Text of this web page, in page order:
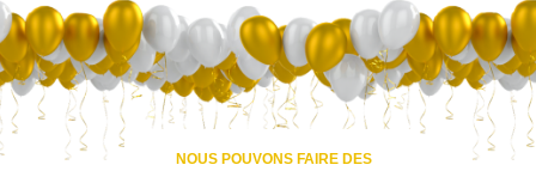
CONTACT
NOUS POUVONS FAIRE DES